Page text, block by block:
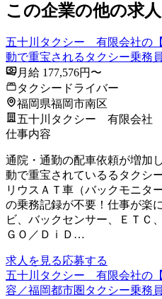
この企業の他の求人
五十川タクシー 有限会社の
動で重宝されるタクシー乗務員
月給 177,576円〜
タクシードライバー
福岡県福岡市南区
五十川タクシー 有限会社
仕事内容
通院・通勤の配車依頼が増加
動で重宝されているるタク
リウスＡＴ車（バックモニ
の乗務記録が不要！仕事が楽
ビ、バックセンサー、ＥＴＣ
ＧＯ／ＤｉＤ…
求人を見る応募する
五十川タクシー 有限会社の
容／福岡都市圏タクシー乗務員